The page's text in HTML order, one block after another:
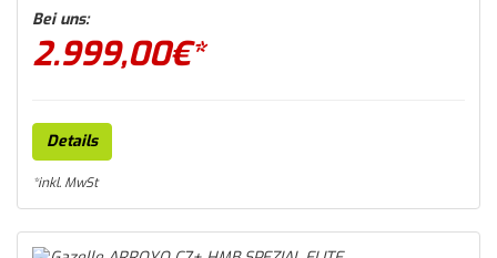
Bei uns:
2.999,00€*
Details
*inkl. MwSt